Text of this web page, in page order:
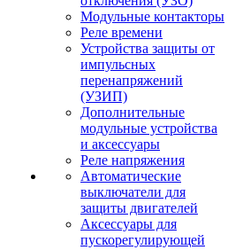
Модульные контакторы
Реле времени
Устройства защиты от
импульсных
перенапряжений
(УЗИП)
Дополнительные
модульные устройства
и аксессуары
Реле напряжения
Автоматические
выключатели для
защиты двигателей
Аксессуары для
пускорегулирующей